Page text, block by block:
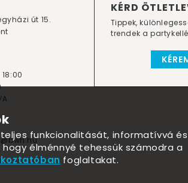
KÉRD
Tippek,
trendek a
út 15.
funkcionalitását, informatívvá és
élménnyé tehessük számodra a
foglaltakat.